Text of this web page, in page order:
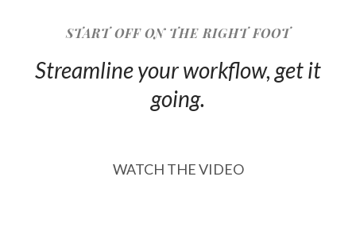
START OFF ON THE RIGHT FOOT
Streamline your workflow, get it
going.
WATCH THE VIDEO